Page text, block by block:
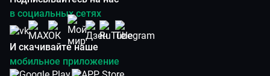
в социальных сетях
И скачивайте наше
мобильное приложение